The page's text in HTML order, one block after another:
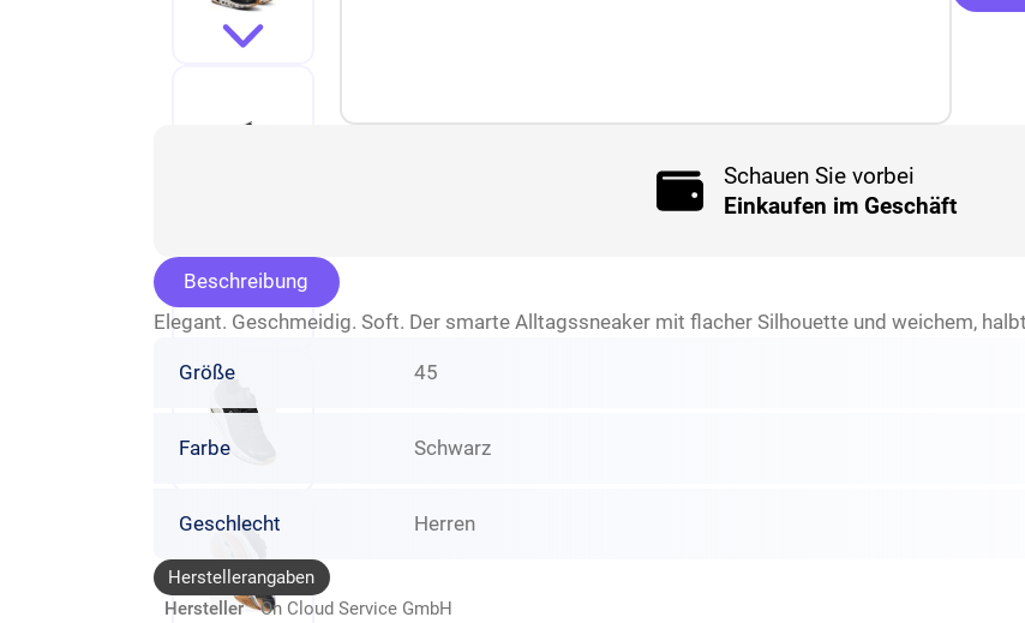
Schauen Sie vorbei
Einkaufen im Geschäft
Beschreibung
Elegant. Geschmeidig. Soft. Der smarte Alltagssneaker mit flacher Silhouette und weichem,
Größe 45
Farbe Schwarz
Geschlecht Herren
Herstellerangaben
Hersteller
On Cloud Service GmbH